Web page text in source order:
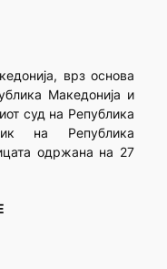
врз основа
Македонија и
суд на Република
на Република
одржана на 27